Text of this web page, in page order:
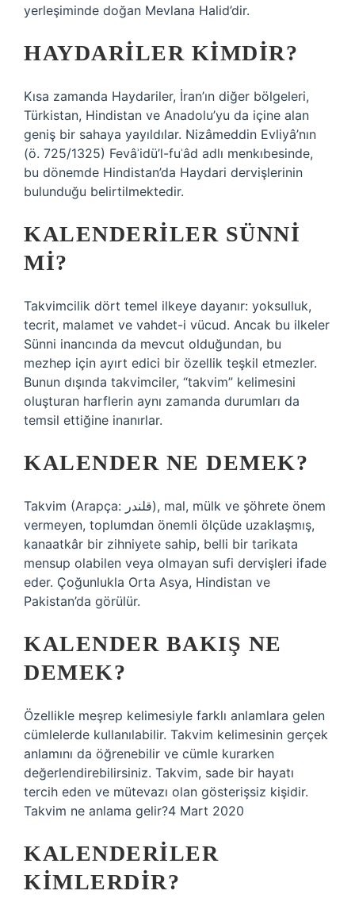
yerleşiminde doğan Mevlana Halid’dir.
HAYDARILER KIMDIR?
Kısa zamanda Haydariler, İran’ın diğer bölgeleri,
Türkistan, Hindistan ve Anadolu’yu da içine alan
geniş bir sahaya yayıldılar. Nizâmeddin Evliyâ’nın
(ö. 725/1325) Fevâʾidü’l-fuʾâd adlı menkıbesinde,
bu dönemde Hindistan’da Haydari dervişlerinin
bulunduğu belirtilmektedir.
KALENDERILER SÜNNI
MI?
Takvimcilik dört temel ilkeye dayanır: yoksulluk,
tecrit, malamet ve vahdet-i vücud. Ancak bu ilkeler
Sünni inancında da mevcut olduğundan, bu
mezhep için ayırt edici bir özellik teşkil etmezler.
Bunun dışında takvimciler, “takvim” kelimesini
oluşturan harflerin aynı zamanda durumları da
temsil ettiğine inanırlar.
KALENDER NE DEMEK?
Takvim (Arapça: قلندر), mal, mülk ve şöhrete önem
vermeyen, toplumdan önemli ölçüde uzaklaşmış,
kanaatkâr bir zihniyete sahip, belli bir tarikata
mensup olabilen veya olmayan sufi dervişleri ifade
eder. Çoğunlukla Orta Asya, Hindistan ve
Pakistan’da görülür.
KALENDER BAKIŞ NE
DEMEK?
Özellikle meşrep kelimesiyle farklı anlamlara gelen
cümlelerde kullanılabilir. Takvim kelimesinin gerçek
anlamını da öğrenebilir ve cümle kurarken
değerlendirebilirsiniz. Takvim, sade bir hayatı
tercih eden ve mütevazı olan gösterişsiz kişidir.
Takvim ne anlama gelir?4 Mart 2020
KALENDERILER
KIMLERDIR?